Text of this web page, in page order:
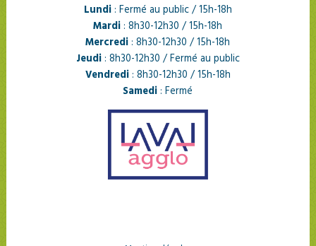
Lundi: Fermé au public / 15h-18h
Mardi : 8h30-12h30 / 15h-18h
Mercredi : 8h30-12h30 / 15h-18h
Jeudi: 8h30-12h30 / Fermé au public
Vendredi: 8h30-12h30 / 15h-18h
Samedi : Fermé